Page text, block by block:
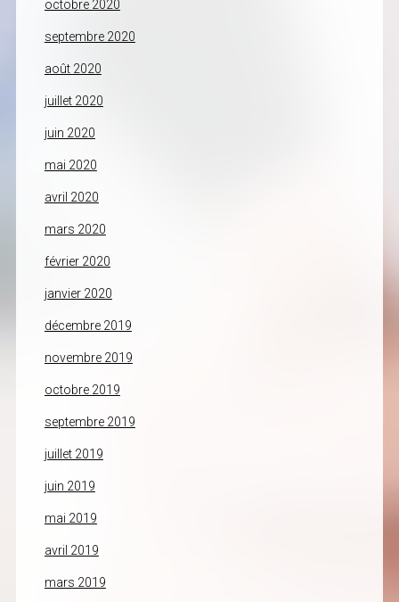
octobre 2020
septembre 2020
août 2020
juillet 2020
juin 2020
mai 2020
avril 2020
mars 2020
février 2020
janvier 2020
décembre 2019
novembre 2019
octobre 2019
septembre 2019
juillet 2019
juin 2019
mai 2019
avril 2019
mars 2019